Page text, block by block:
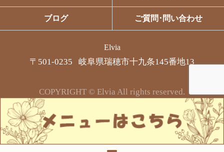
ブログ ご質問･問い合わせ
Elvia
〒501-0235 岐阜県瑞穂市十九条145番地13
COPYRIGHT © Elvia All rights reserved.